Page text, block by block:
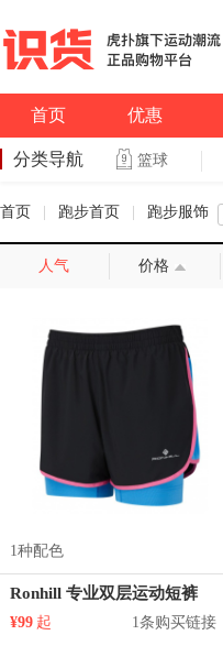
首页 优惠
分类导航 篮球
首页 跑步首页 跑步服饰
人气 价格
1种配色
Ronhill 专业双层运动短裤
¥99 起 1条购买链接